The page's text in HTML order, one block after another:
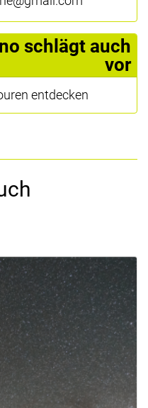
schlägt auch
vor
entdecken